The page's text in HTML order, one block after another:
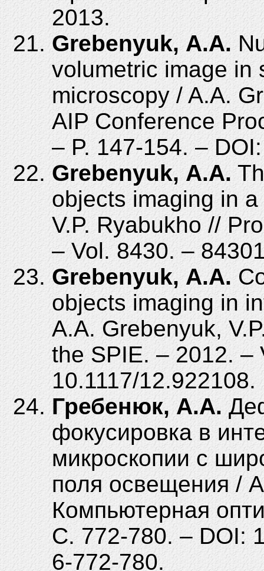
2013.
Grebenyuk, A.A.
volumetric image in
microscopy / A.A.
AIP Conference
– P. 147-154. –
Grebenyuk, A.A.
objects imaging in
V.P. Ryabukho //
– Vol. 8430. –
Grebenyuk, A.A.
objects imaging in
A.A. Grebenyuk,
the SPIE. – 2012. –
10.1117/12.922108.
Гребенюк, А.А.
фокусировка в
микроскопии с
поля освещения /
Компьютерная
С. 772-780. – DOI:
6-772-780.